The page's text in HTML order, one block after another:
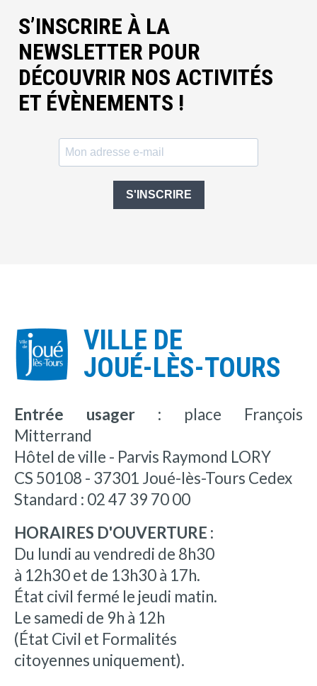
S’INSCRIRE À LA
NEWSLETTER POUR
DÉCOUVRIR NOS ACTIVITÉS
ET ÉVÈNEMENTS !
S'INSCRIRE
VILLE DE
JOUÉ-LÈS-TOURS
Entrée usager : place François
Mitterrand
Hôtel de ville - Parvis Raymond LORY
CS 50108 - 37301 Joué-lès-Tours Cedex
Standard : 02 47 39 70 00
HORAIRES D'OUVERTURE :
Du lundi au vendredi de 8h30
à 12h30 et de 13h30 à 17h.
État civil fermé le jeudi matin.
Le samedi de 9h à 12h
(État Civil et Formalités
citoyennes uniquement).